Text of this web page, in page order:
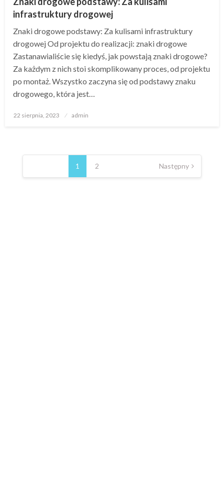
infrastruktury drogowej
Znaki drogowe podstawy: Za kulisami infrastruktury
drogowej Od projektu do realizacji: znaki drogowe
Zastanawialiście się kiedyś, jak powstają znaki drogowe?
Za każdym z nich stoi skomplikowany proces, od projektu
po montaż. Wszystko zaczyna się od podstawy znaku
drogowego, która jest…
Opublikowane
22 sierpnia, 2023 admin
Nawigacja
wpisach
1 2 Następny